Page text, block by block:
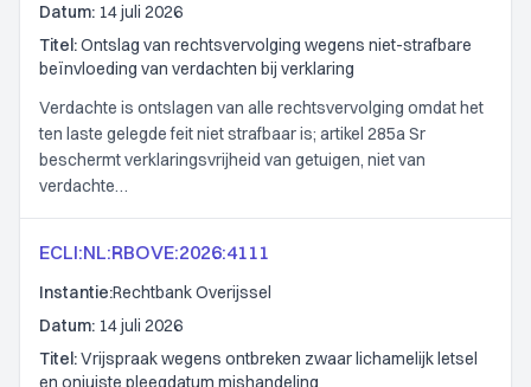
Datum: 14 juli 2026
Titel:Ontslag van rechtsvervolging wegens niet-strafbare
beïnvloeding van verdachten bij verklaring
Verdachte is ontslagen van alle rechtsvervolging omdat het
ten laste gelegde feit niet strafbaar is; artikel 285a Sr
beschermt verklaringsvrijheid van getuigen, niet van
verdachte…
ECLI:NL:RBOVE:2026:4111
Instantie:Rechtbank Overijssel
Datum: 14 juli 2026
Titel:Vrijspraak wegens ontbreken zwaar lichamelijk letsel
en onjuiste pleegdatum mishandeling